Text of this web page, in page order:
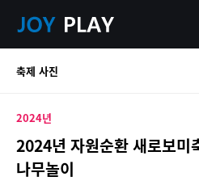
축제 사진
2024년
2024년 자원순환 새로보미
나무놀이